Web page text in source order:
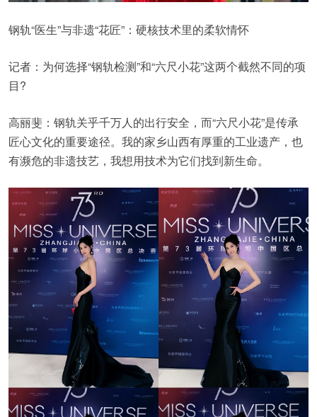
钢轨“医生”与非遗“花匠”：硬核技术里的柔软情怀
记者：为何选择“钢轨检测”和“六尺小花”这两个截然不同的项
目?
高丽斐：钢轨关乎千万人的出行安全，而“六尺小花”是传承
匠心文化的重要途径。我的家乡山西有厚重的工业遗产，也
有濒危的非遗技艺，我想用技术为它们找到新生命。